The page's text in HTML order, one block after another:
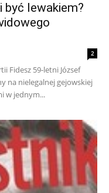
być lewakiem?
2
Fidesz 59-letni József
na nielegalnej gejowskiej
w jednym...